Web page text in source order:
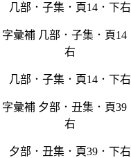
几部．子集．頁14．下右
几部．子集．頁14．下右
夕部．丑集．頁39．下右